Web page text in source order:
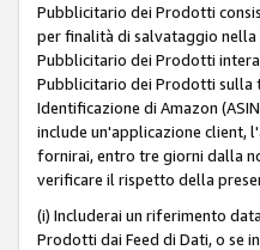
Pubblicitario dei Prodotti
per finalità di salvataggio nella
Pubblicitario dei Prodotti
Pubblicitario dei Prodotti sulla
Identificazione di Amazon
include un'applicazione client,
fornirai, entro tre giorni dalla
verificare il rispetto della
(i) Includerai un riferimento
Prodotti dai Feed di Dati, o se